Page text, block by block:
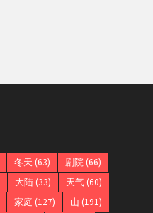
冬天 (63) 剧院(66)
大陆(33) 天气(60)
家庭 (127) 山 (191)